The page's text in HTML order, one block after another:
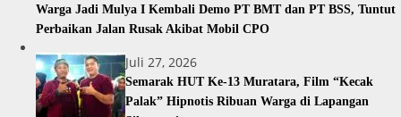
Warga Jadi Mulya I Kembali Demo PT BMT dan PT BSS, Tuntut
Perbaikan Jalan Rusak Akibat Mobil CPO
Juli 27, 2026
Semarak HUT Ke-13 Muratara, Film “Kecak
Palak” Hipnotis Ribuan Warga di Lapangan